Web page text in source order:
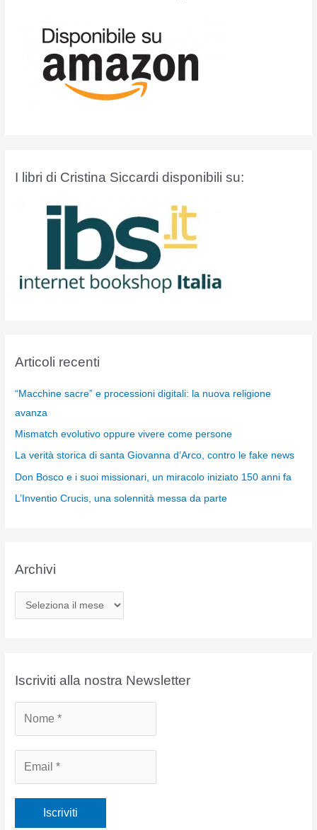
I libri di Cristina Siccardi disponibili su:
Articoli recenti
“Macchine sacre” e processioni digitali: la nuova religione
avanza
Mismatch evolutivo oppure vivere come persone
La verità storica di santa Giovanna d’Arco, contro le fake news
Don Bosco e i suoi missionari, un miracolo iniziato 150 anni fa
L’Inventio Crucis, una solennità messa da parte
Archivi
r
iIscriviti alla nostra Newsletter